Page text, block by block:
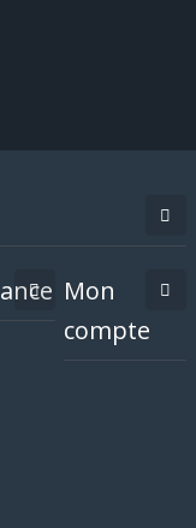
Mon
compte